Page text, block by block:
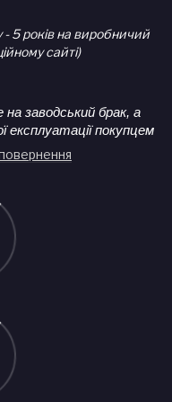
- 5 років на виробничий
сайті)
заводський брак, а
експлуатації покупцем